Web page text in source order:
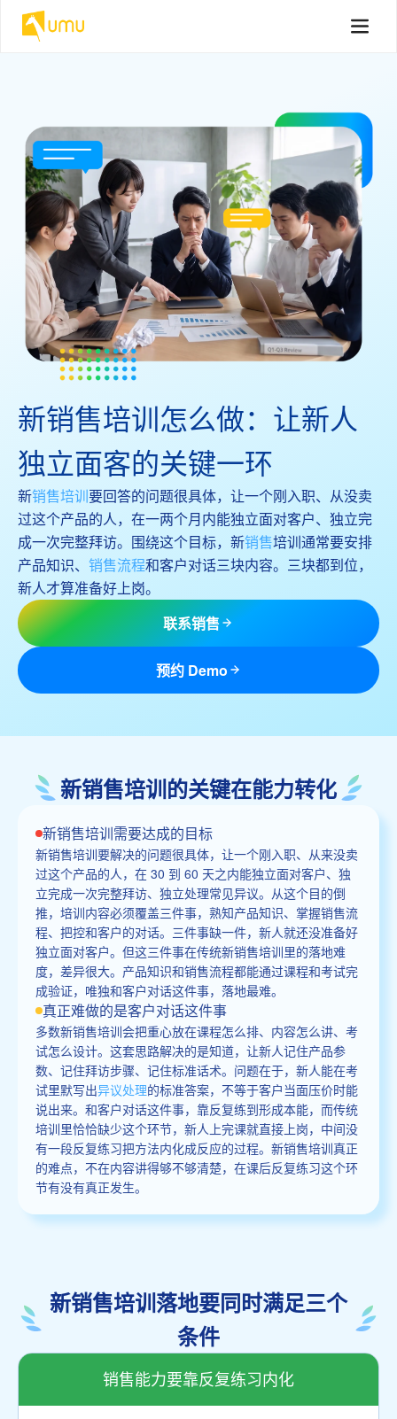
新销售培训怎么做：让新人
独立面客的关键一环
新销售培训要回答的问题很具体，让一个刚入职、从没卖
过这个产品的人，在一两个月内能独立面对客户、独立完
成一次完整拜访。围绕这个目标，新销售培训通常要安排
产品知识、 销售流程和客户对话三块内容。三块都到位，
新人才算准备好上岗。
联系销售
预约 Demo
新销售培训的关键在能力转化
新销售培训需要达成的目标
新销售培训要解决的问题很具体，让一个刚入职、从来没卖
过这个产品的人，在 30 到 60 天之内能独立面对客户、独
立完成一次完整拜访、独立处理常见异议。从这个目的倒
推，培训内容必须覆盖三件事，熟知产品知识、掌握销售流
程、把控和客户的对话。三件事缺一件，新人就还没准备好
独立面对客户。但这三件事在传统新销售培训里的落地难
度，差异很大。产品知识和销售流程都能通过课程和考试完
成验证，唯独和客户对话这件事，落地最难。
真正难做的是客户对话这件事
多数新销售培训会把重心放在课程怎么排、内容怎么讲、考
试怎么设计。这套思路解决的是知道，让新人记住产品参
数、记住拜访步骤、记住标准话术。问题在于，新人能在考
试里默写出异议处理的标准答案，不等于客户当面压价时能
说出来。和客户对话这件事，靠反复练到形成本能，而传统
培训里恰恰缺少这个环节，新人上完课就直接上岗，中间没
有一段反复练习把方法内化成反应的过程。新销售培训真正
的难点，不在内容讲得够不够清楚，在课后反复练习这个环
节有没有真正发生。
新销售培训落地要同时满足三个
条件
销售能力要靠反复练习内化